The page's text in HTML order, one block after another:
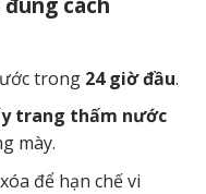
trong 24 giờ đầu.
trang thấm nước
mày.
để hạn chế vi